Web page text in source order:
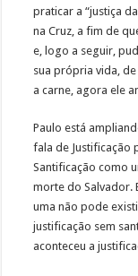
praticar a “justiça
na Cruz, a fim de
e, logo a seguir,
sua própria vida,
a carne, agora ele
Paulo está
fala de Justificação
Santificação como
morte do Salvador.
uma não pode
justificação sem
aconteceu a